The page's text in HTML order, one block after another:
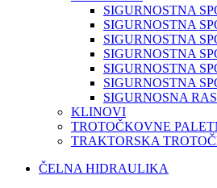
SIGURNOSTNA
SIGURNOSTNA
SIGURNOSTNA
SIGURNOSTNA
SIGURNOSTNA
SIGURNOSTNA
SIGURNOSNA
KLINOVI
TROTOČKOVNE
TRAKTORSKA
ČELNA HIDRAULIKA